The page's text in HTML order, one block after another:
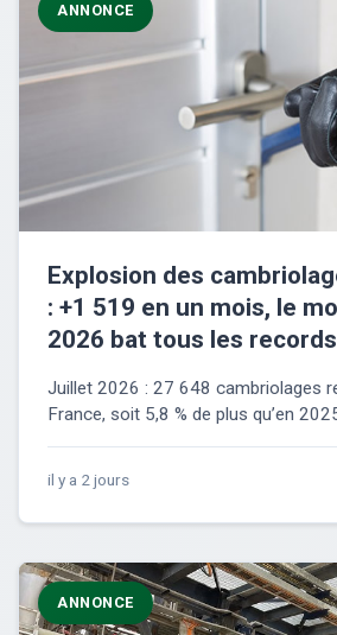
ANNONCE
Explosion des
: +1 519 en un mois, le
2026 bat tous les
Juillet 2026 : 27 648 cambriolages
France, soit 5,8 % de plus qu’en
il y a 2 jours
ANNONCE